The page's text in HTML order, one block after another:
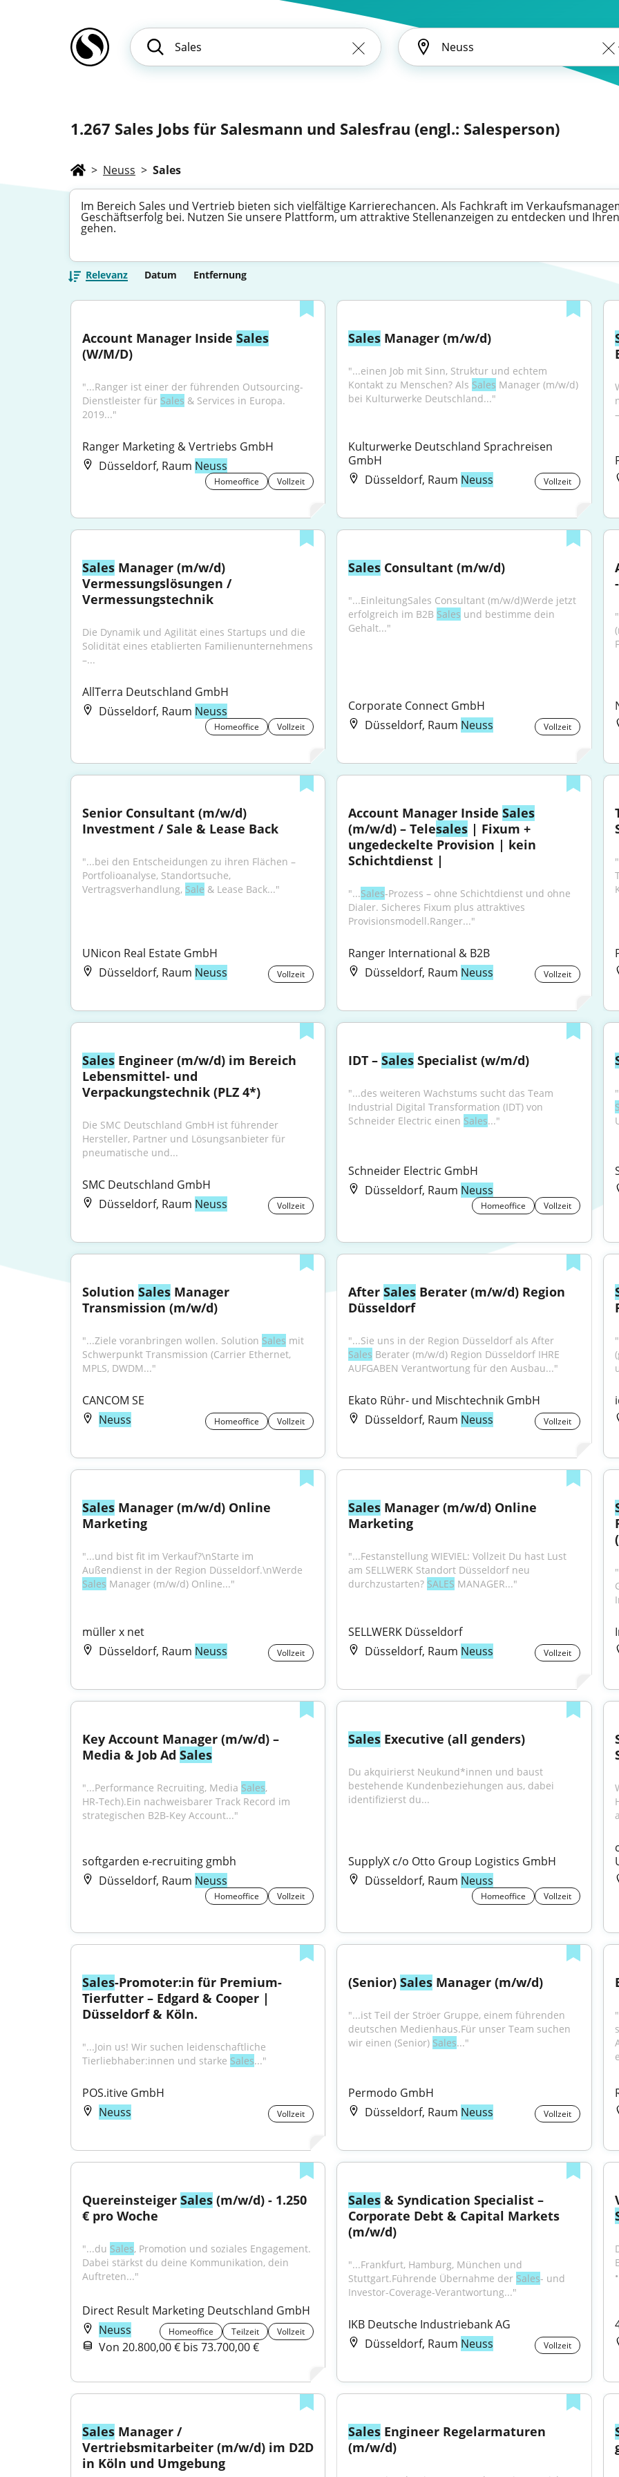
1.267 Sales Jobs für Salesmann und Salesfrau (engl.: Salesperson)
> Neuss > Sales
Im Bereich Sales und Vertrieb bieten sich vielfältige Karrierechancen. Als Fachkraft im
Geschäftserfolg bei. Nutzen Sie unsere Plattform, um attraktive Stellenanzeigen zu entdecken und
gehen.
Relevanz Datum Entfernung
Account Manager Inside Sales
(W/M/D)
"...Ranger ist einer der führenden Outsourcing-
Dienstleister für Sales & Services in Europa.
2019..."
Ranger Marketing & Vertriebs GmbH
Düsseldorf, Raum Neuss
Homeoffice Vollzeit
Sales Manager (m/w/d)
"...einen Job mit Sinn, Struktur und echtem
Kontakt zu Menschen? Als Sales Manager (m/w/d)
bei Kulturwerke Deutschland..."
Kulturwerke Deutschland Sprachreisen
GmbH
Düsseldorf, Raum Neuss Vollzeit
Sales Manager (m/w/d)
Vermessungslösungen /
Vermessungstechnik
Die Dynamik und Agilität eines Startups und die
Solidität eines etablierten Familienunternehmens
–...
AllTerra Deutschland GmbH
Düsseldorf, Raum Neuss
Homeoffice Vollzeit
Sales Consultant (m/w/d)
"...EinleitungSales Consultant (m/w/d)Werde jetzt
erfolgreich im B2B Sales und bestimme dein
Gehalt..."
Corporate Connect GmbH
Düsseldorf, Raum Neuss Vollzeit
Senior Consultant (m/w/d)
Investment / Sale & Lease Back
"...bei den Entscheidungen zu ihren Flächen –
Portfolioanalyse, Standortsuche,
Vertragsverhandlung, Sale & Lease Back..."
UNicon Real Estate GmbH
Düsseldorf, Raum Neuss Vollzeit
Account Manager Inside Sales
(m/w/d) – Telesales | Fixum +
ungedeckelte Provision | kein
Schichtdienst |
"...Sales‑Prozess – ohne Schichtdienst und ohne
Dialer. Sicheres Fixum plus attraktives
Provisionsmodell.Ranger..."
Ranger International & B2B
Düsseldorf, Raum Neuss Vollzeit
Sales Engineer (m/w/d) im Bereich
Lebensmittel- und
Verpackungstechnik (PLZ 4*)
Die SMC Deutschland GmbH ist führender
Hersteller, Partner und Lösungsanbieter für
pneumatische und...
SMC Deutschland GmbH
Düsseldorf, Raum Neuss Vollzeit
IDT – Sales Specialist (w/m/d)
"...des weiteren Wachstums sucht das Team
Industrial Digital Transformation (IDT) von
Schneider Electric einen Sales..."
Schneider Electric GmbH
Düsseldorf, Raum Neuss
Homeoffice Vollzeit
Solution Sales Manager
Transmission (m/w/d)
"...Ziele voranbringen wollen. Solution Sales mit
Schwerpunkt Transmission (Carrier Ethernet,
MPLS, DWDM..."
CANCOM SE
Neuss
Homeoffice Vollzeit
After Sales Berater (m/w/d) Region
Düsseldorf
Sales Berater (m/w/d) Region Düsseldorf IHRE
AUFGABEN Verantwortung für den Ausbau..."
Ekato Rühr- und Mischtechnik GmbH
Düsseldorf, Raum Neuss Vollzeit
Sales Manager (m/w/d) Online
Marketing
"...und bist fit im Verkauf?\nStarte im
Sales Manager (m/w/d) Online..."
müller x net
Düsseldorf, Raum Neuss Vollzeit
Sales Manager (m/w/d) Online
Marketing
"...Festanstellung WIEVIEL: Vollzeit Du hast Lust
am SELLWERK Standort Düsseldorf neu
durchzustarten? SALES MANAGER..."
SELLWERK Düsseldorf
Düsseldorf, Raum Neuss Vollzeit
Key Account Manager (m/w/d) –
Media & Job Ad Sales
"...Performance Recruiting, Media Sales,
HR‑Tech).Ein nachweisbarer Track Record im
strategischen B2B-Key Account..."
softgarden e-recruiting gmbh
Düsseldorf, Raum Neuss
Homeoffice Vollzeit
Sales Executive (all genders)
Du akquirierst Neukund*innen und baust
bestehende Kundenbeziehungen aus, dabei
identifizierst du...
SupplyX c/o Otto Group Logistics GmbH
Düsseldorf, Raum Neuss
Homeoffice Vollzeit
Sales-Promoter:in für Premium-
Tierfutter – Edgard & Cooper |
Düsseldorf & Köln.
"...Join us! Wir suchen leidenschaftliche
Tierliebhaber:innen und starke Sales..."
POS.itive GmbH
Neuss
Vollzeit
(Senior) Sales Manager (m/w/d)
"...ist Teil der Ströer Gruppe, einem führenden
deutschen Medienhaus.Für unser Team suchen
wir einen (Senior) Sales..."
Permodo GmbH
Düsseldorf, Raum Neuss Vollzeit
Quereinsteiger Sales (m/w/d) - 1.250
€ pro Woche
"...du Sales, Promotion und soziales Engagement.
Dabei stärkst du deine Kommunikation, dein
Auftreten..."
Direct Result Marketing Deutschland GmbH
Neuss
Homeoffice Teilzeit Vollzeit
Von 20.800,00 € bis 73.700,00 €
Sales & Syndication Specialist –
Corporate Debt & Capital Markets
(m/w/d)
"...Frankfurt, Hamburg, München und
Stuttgart.Führende Übernahme der Sales- und
Investor-Coverage-Verantwortung..."
IKB Deutsche Industriebank AG
Düsseldorf, Raum Neuss Vollzeit
Sales Manager /
Vertriebsmitarbeiter (m/w/d) im D2D
in Köln und Umgebung
Sales Engineer Regelarmaturen
(m/w/d)